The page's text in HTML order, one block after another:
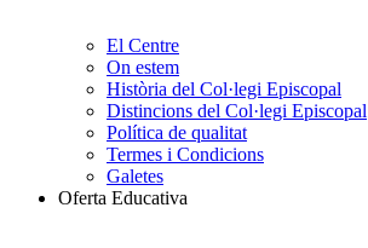
El Centre
On estem
Història del Col·legi Episcopal
Distincions del Col·legi Episcopal
Política de qualitat
Termes i Condicions
Galetes
Oferta Educativa